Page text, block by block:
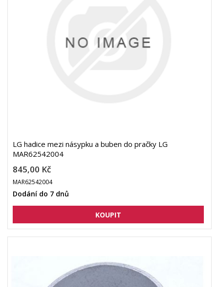
LG hadice mezi násypku a buben do pračky LG
MAR62542004
845,00 Kč
MAR62542004
Dodání do 7 dnů